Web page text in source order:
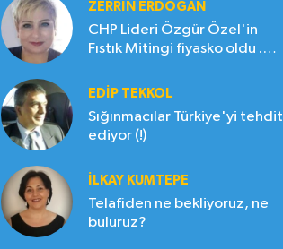
ZERRIN ERDOĞAN
CHP Lideri Özgür Özel'in
Fıstık Mitingi fiyasko oldu .
EDIP TEKKOL
Sığınmacılar Türkiye'yi tehdit
ediyor (!)
İLKAY KUMTEPE
Telafiden ne bekliyoruz, ne
buluruz?